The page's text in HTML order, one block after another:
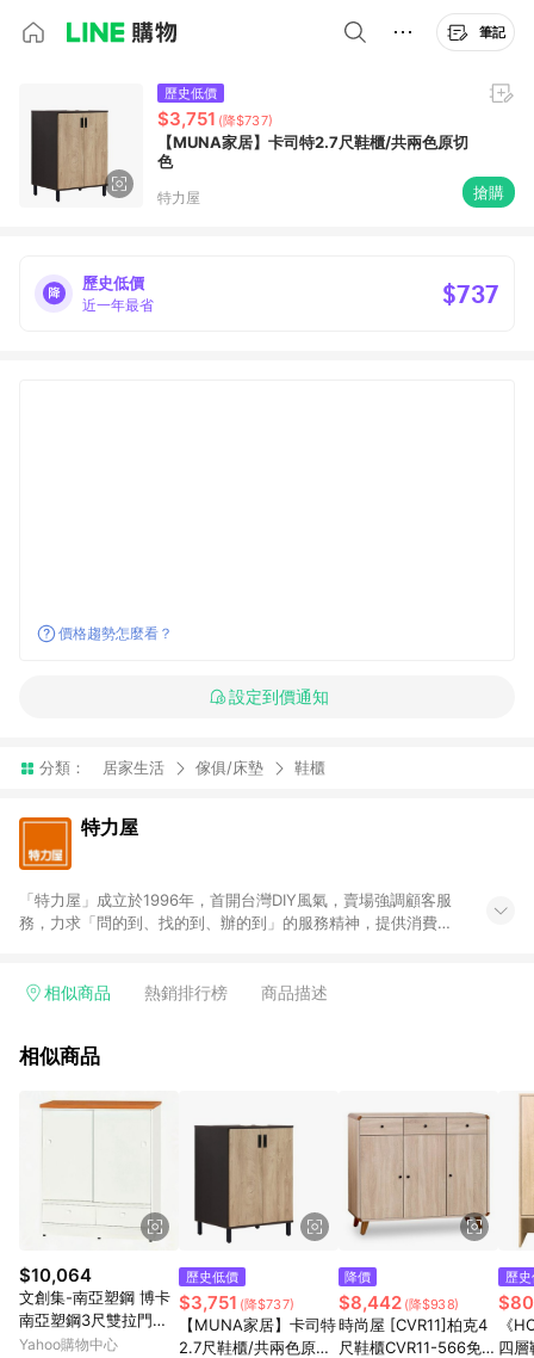
筆記
歷史低價
$3,751 (降$737)
【MUNA家居】卡司特2.7尺鞋櫃/共兩色原切
色
特力屋 搶購
歷史低價
近一年最省 $737
價格趨勢怎麼看？
設定到價通知
分類： 居家生活 傢俱/床墊 鞋櫃
特力屋
「特力屋」成立於1996年，首開台灣DIY風氣，賣場強調顧客服
務，力求「問的到、找的到、辦的到」的服務精神，提供消費者
客找到居家修繕、佈置或裝潢時所需；另外，在各家分店內規劃
等各方面進行整合，提升服務質感，期望每一位來店顧客，能輕
結帳流程(Easy to buy)、每次到「特力屋」購物都能得到新的啟
發與靈感(Exciting experience)，同時持續提供消費者居家修繕
最佳解決方案，以創造優質居家環境為首要目標，成為消費者打
相似商品 熱銷排行榜 商品描述
相似商品
$10,064
文創集-南亞塑鋼 博卡
南亞塑鋼3尺雙拉門二
抽鞋櫃-90x40.8x103.
Yahoo購物中心
歷史低價
$3,751 (降$737)
【MUNA家居】卡司特
2.7尺鞋櫃/共兩色原切
降價
$8,442 (降$938)
時尚屋 [CVR11]柏克4
尺鞋櫃CVR11-566免組
歷
《
四層